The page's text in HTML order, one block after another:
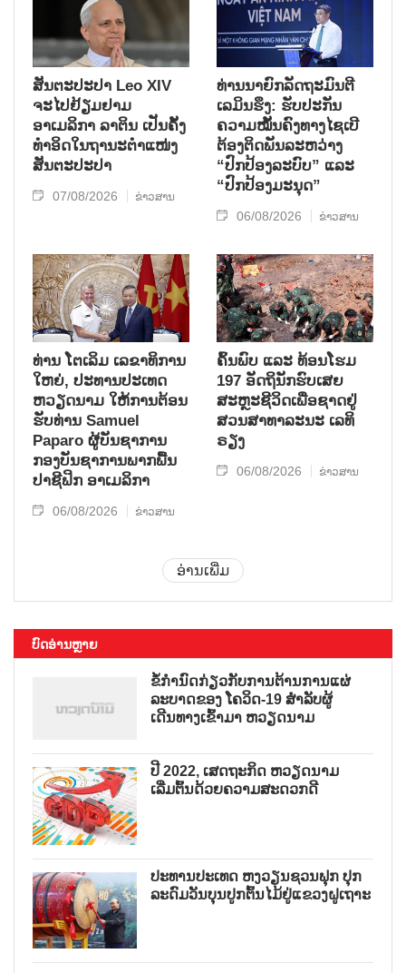
ສັນຕະປະປາ Leo XIV
ຈະໄປຢ້ຽມຢາມ
ອາເມລິກາ ລາຕິນ ເປັນຄັ້ງ
ທຳອິດໃນຖານະຕຳແໜ່ງ
ສັນຕະປະປາ
07/08/2026 ຂ່າວສານ
ທ່ານນາຍົກລັດຖະມົນຕີ
ເລມິນຮຶງ: ຮັບປະກັນ
ຄວາມໝັ້ນຄົງທາງໄຊເບີ
ຕ້ອງຕິດພັນລະຫວ່າງ
“ປົກປ້ອງລະບົບ” ແລະ
“ປົກປ້ອງມະນຸດ”
06/08/2026 ຂ່າວສານ
ທ່ານ ໂຕ​ເລິມ ເລ​ຂາ​ທິ​ການ​
ໃຫຍ່, ປະ​ທານ​ປະ​ເທດ ​
ຫວຽດ​ນາມ ໃຫ້​ການ​ຕ້ອນ​
ຮັບ​ທ່ານ Samuel
Paparo ຜູ້​ບັນ​ຊາ​ການ
ກອງ​ບັນ​ຊາ​ການພາກ​ພື້ນ​
ປາ​ຊີ​ຟິກ ອາ​ເມ​ລິ​ກາ
06/08/2026 ຂ່າວສານ
ຄົ້ນ​ພົບ ແລະ ທ້ອນ​ໂຮມ
197 ອັດ​ຖິ​ນັກ​ຮົບ​ເສຍ​
ສະຫຼະ​ຊີ​ວິດ​ເພື່ອ​ຊາດ​ຢູ່​
ສວນ​ສາ​ທາ​ລະ​ນະ ເລ​ທິ​
ຣຽງ
06/08/2026 ຂ່າວສານ
ອ່ານເພີ່ມ
ບົດອ່ານຫຼາຍ
ຂໍ້ກຳນົດກ່ຽວກັບການຕ້ານການແຜ່
ລະບາດຂອງ ໂຄວິດ-19 ສຳລັບຜູ້
ເດີນທາງເຂົ້າມາ ຫວຽດນາມ
ປີ 2022, ເສດຖະກິດ ຫວຽດນາມ
ເລີ່ມຕົ້ນດ້ວຍຄວາມສະດວກດີ
ປະທານປະເທດ ຫງວຽນຊວນຟຸກ ປຸກ
ລະດົມວັນບຸນປູກຕົ້ນໄມ້ຢູ່ແຂວງຝູເຖາະ